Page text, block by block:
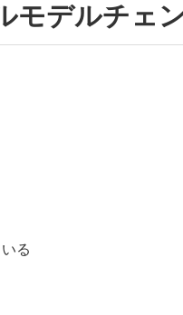
モデルチェ
る